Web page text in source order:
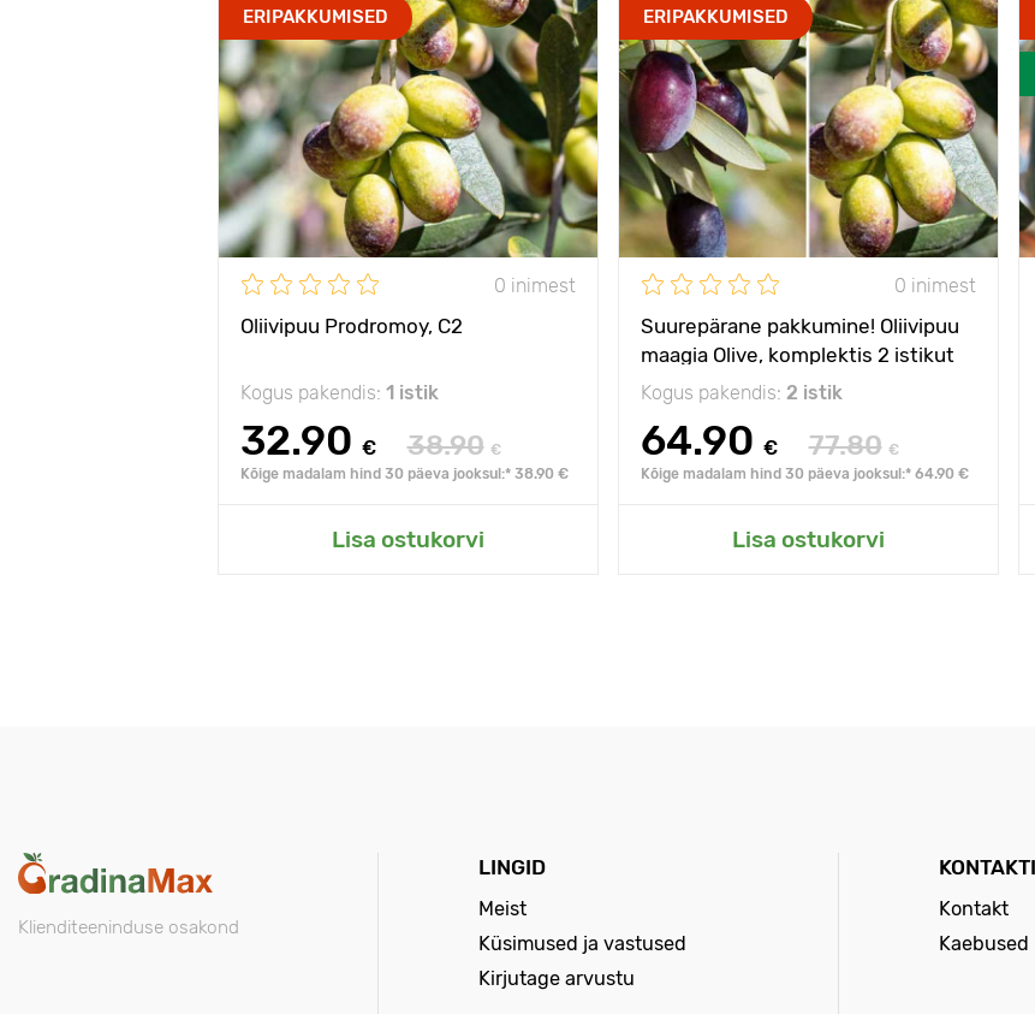
ERIPAKKUMISED
0 inimest
Oliivipuu Prodromoy, С2
Kogus pakendis: 1 istik
32.90 € 38.90 €
Kõige madalam hind 30 päeva jooksul:* 38.90 €
Lisa ostukorvi
ERIPAKKUMISED
0 inimest
Suurepärane pakkumine! Oliivipuu
maagia Olive, komplektis 2 istikut
Kogus pakendis: 2 istik
64.90 € 77.80 €
Kõige madalam hind 30 päeva jooksul:* 64.90 €
Lisa ostukorvi
Klienditeeninduse osakond
LINGID
Meist
Küsimused ja vastused
Kirjutage arvustu
Kontakt
Kaebused